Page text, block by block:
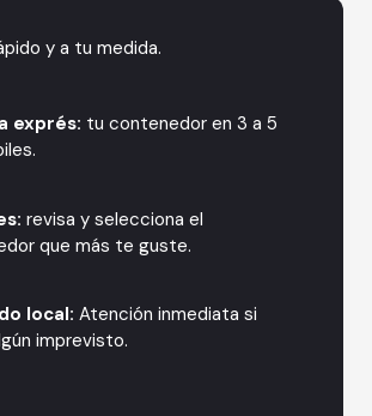
y a tu medida.
exprés: tu contenedor en 3 a 5
revisa y selecciona el
que más te guste.
local: Atención inmediata si
imprevisto.